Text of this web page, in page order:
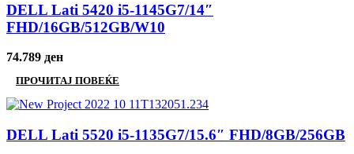
DELL Lati 5420 i5-1145G7/14″
FHD/16GB/512GB/W10
74.789 ден
ПРОЧИТАЈ ПОВЕЌЕ
DELL Lati 5520 i5-1135G7/15.6″ FHD/8GB/256GB